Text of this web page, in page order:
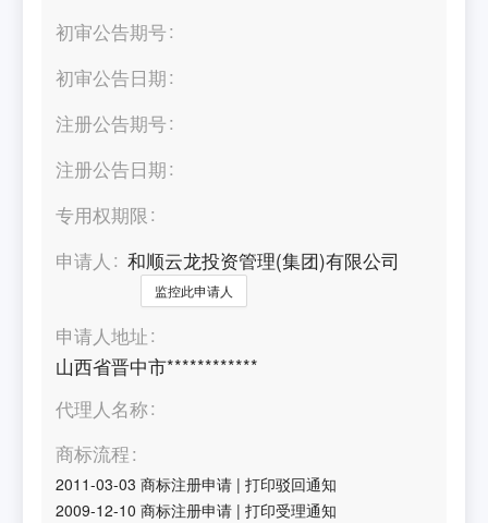
初审公告期号
初审公告日期
注册公告期号
注册公告日期
专用权期限
申请人
和顺云龙投资管理(集团)有限公司
监控此申请人
申请人地址
山西省晋中市************
代理人名称
商标流程
2011-03-03 商标注册申请 |打印驳回通知
2009-12-10 商标注册申请 |打印受理通知